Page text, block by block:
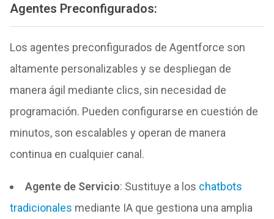
Agentes Preconfigurados:
Los agentes preconfigurados de Agentforce son
altamente personalizables y se despliegan de
manera ágil mediante clics, sin necesidad de
programación. Pueden configurarse en cuestión de
minutos, son escalables y operan de manera
continua en cualquier canal.
Agente de Servicio: Sustituye a los chatbots
tradicionales mediante IA que gestiona una amplia